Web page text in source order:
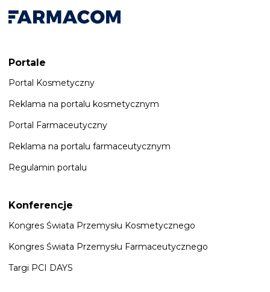
Portale
Portal Kosmetyczny
Reklama na portalu kosmetycznym
Portal Farmaceutyczny
Reklama na portalu farmaceutycznym
Regulamin portalu
Konferencje
Kongres Świata Przemysłu Kosmetycznego
Kongres Świata Przemysłu Farmaceutycznego
Targi PCI DAYS